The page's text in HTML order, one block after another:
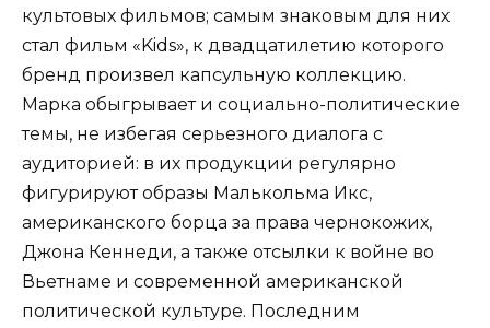
культовых фильмов; самым знаковым для них
стал фильм «Kids», к двадцатилетию которого
бренд произвел капсульную коллекцию.
Марка обыгрывает и социально-политические
темы, не избегая серьезного диалога с
аудиторией: в их продукции регулярно
фигурируют образы Малькольма Икс,
американского борца за права чернокожих,
Джона Кеннеди, а также отсылки к войне во
Вьетнаме и современной американской
политической культуре. Последним